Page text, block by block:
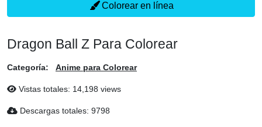
Colorear en línea
Dragon Ball Z Para Colorear
Categoría: Anime para Colorear
Vistas totales: 14,198 views
Descargas totales: 9798